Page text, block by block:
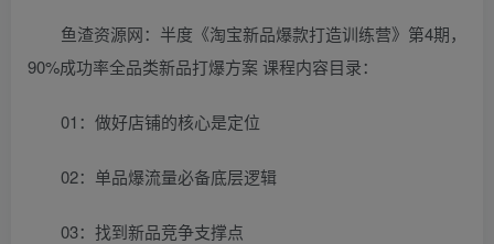
鱼渣资源网：半度《淘宝新品爆款打造训练营》第4期，
90%成功率全品类新品打爆方案 课程内容目录：
01：做好店铺的核心是定位
02：单品爆流量必备底层逻辑
03：找到新品竞争支撑点